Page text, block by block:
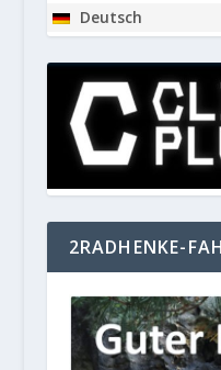
Deutsch
2RADHENKE-